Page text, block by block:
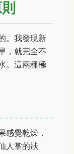
。我發現新
，就完全不
。這兩種極
感覺乾燥，
人掌的狀